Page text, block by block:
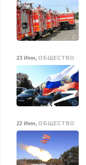
23 Июн, ОБЩЕСТВО
22 Июн, ОБЩЕСТВО